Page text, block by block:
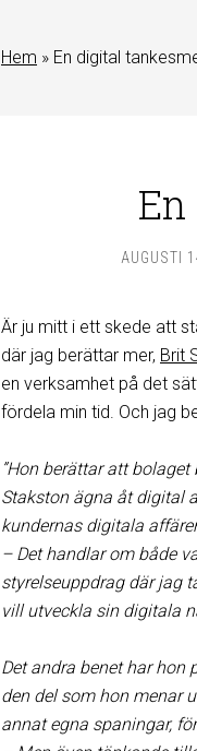
Hem » En digital
AUGUSTI
Är ju mitt i ett skede att
där jag berättar mer, Brit
en verksamhet på det
fördela min tid. Och jag
”Hon berättar att
Stakston ägna åt digital
kundernas digitala
– Det handlar om både
styrelseuppdrag där jag
vill utveckla sin digitala
Det andra benet har hon
den del som hon menar
annat egna spaningar,